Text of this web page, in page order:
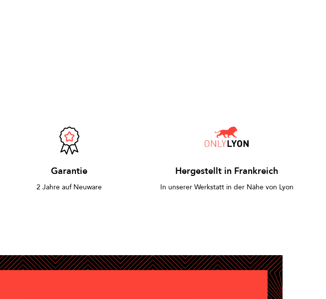
Garantie
2 Jahre auf Neuware
Hergestellt in Frankreich
In unserer Werkstatt in der Nähe von Lyon